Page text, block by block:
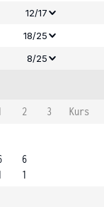
12/17
18/25
8/25
2 3
Kurs
6
1